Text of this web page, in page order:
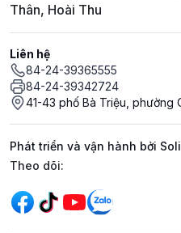
Thân, Hoài Thu
Liên hệ
84-24-39365555
84-24-39342724
41-43 phố Bà Triệu, phường
Phát triển và vận hành bởi
Mạng xã hội
Theo dõi: